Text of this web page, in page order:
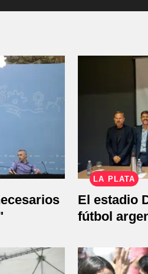
LA PLATA
El estadio
fútbol